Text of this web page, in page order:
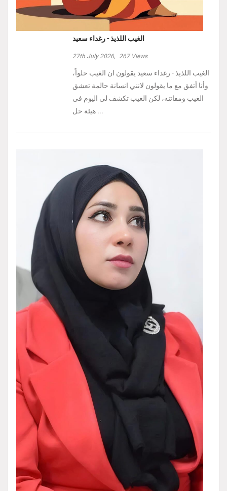
الغيب اللذيذ - رغداء سعيد
27th July 2026, 267Views
الغيب اللذيذ - رغداء سعيد يقولون ان الغيب حلواً،
وأنا أتفق مع ما يقولون لانني انسانة حالمة تعشق
الغيب ومفاتنه، لكن الغيب تكشف لي اليوم في
هيئة حل ...